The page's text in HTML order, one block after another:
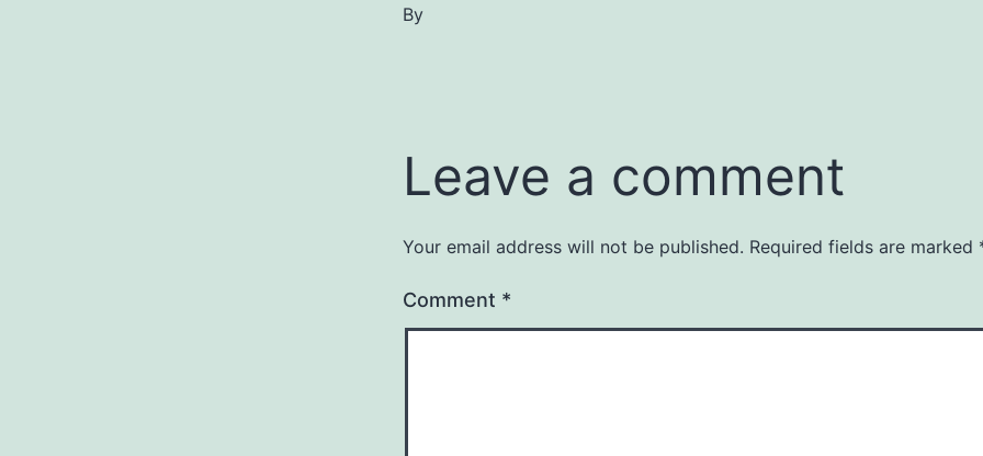
By
Leave a comment
Your email address will not be published. Required fields are marked
Comment *